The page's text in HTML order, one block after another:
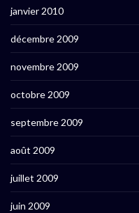
janvier 2010
décembre 2009
novembre 2009
octobre 2009
septembre 2009
août 2009
juillet 2009
juin 2009